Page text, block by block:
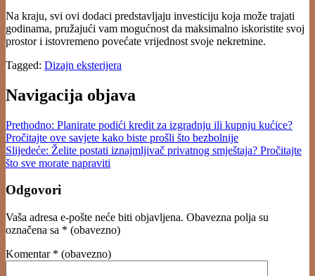
Na kraju, svi ovi dodaci predstavljaju investiciju koja može trajati
godinama, pružajući vam mogućnost da maksimalno iskoristite svoj
prostor i istovremeno povećate vrijednost svoje nekretnine.
Tagged: Dizajn eksterijera
Navigacija objava
Prethodno: Planirate podići kredit za izgradnju ili kupnju kućice?
Pročitajte ove savjete kako biste prošli što bezbolnije
Slijedeće: Želite postati iznajmljivač privatnog smještaja? Pročitajte
što sve morate napraviti
Odgovori
Vaša adresa e-pošte neće biti objavljena. Obavezna polja su
označena sa * (obavezno)
Komentar * (obavezno)